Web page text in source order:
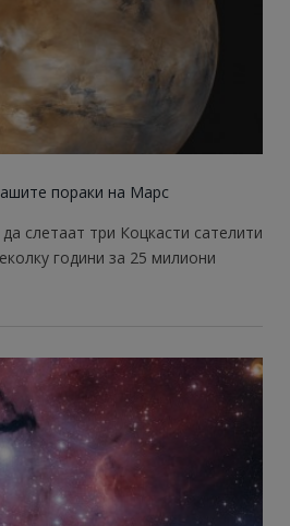
пораки на Марс
слетаат три Коцкасти сателити
години за 25 милиони